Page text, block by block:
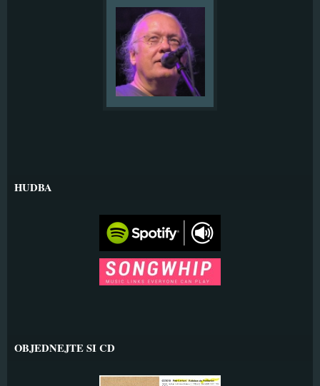
HUDBA
OBJEDNEJTE SI CD